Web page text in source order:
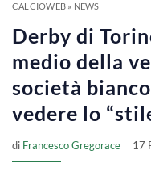
CALCIOWEB» NEWS
Derby di
medio della
società
vedere lo
di Francesco Gregorace 17